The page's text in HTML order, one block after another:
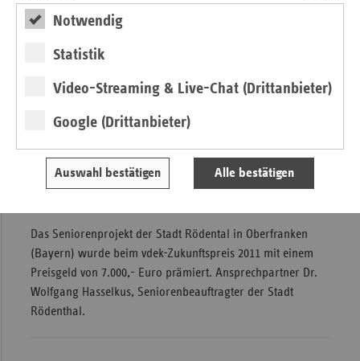
Notwendig
Statistik
Video-Streaming & Live-Chat (Drittanbieter)
Google (Drittanbieter)
Auswahl bestätigen Alle bestätigen
Hanna Retsch fühlt sich in ihrer seniorengerecht
Das Seniorenprojekt der Stadt Rödental in Oberfranken
(Bayern) wurde beim vdek-Zukunftspreis 2011 mit einem
Preisgeld von 7.000,- Euro prämiert. Ansprechpartner Dr.
Wolfgang Hasselkus, Seniorenbeauftragter der Stadt
Rödenthal.